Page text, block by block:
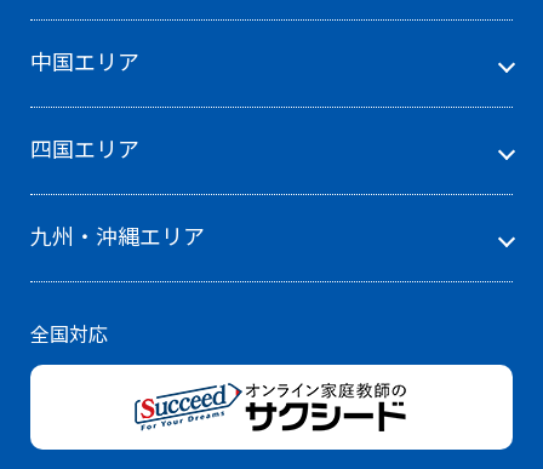
中国エリア
四国エリア
九州・沖縄エリア
全国対応